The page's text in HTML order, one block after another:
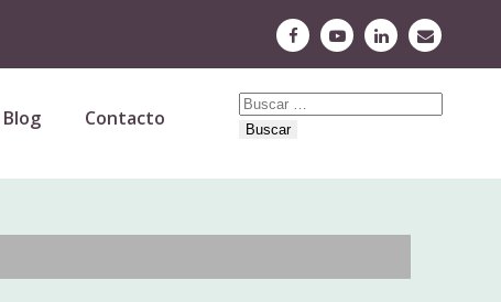
Blog Contacto
Buscar: